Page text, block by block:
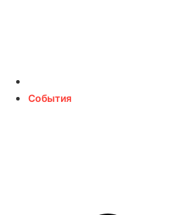
События